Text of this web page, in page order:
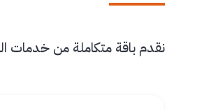
نقدم باقة متكاملة من خدمات